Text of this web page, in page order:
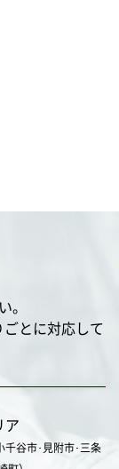
。
とに対応して
ア
千谷市･見附市･三条